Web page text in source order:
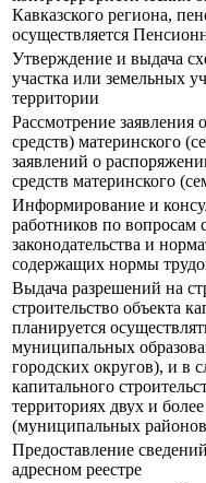
Кавказского региона,
осуществляется
Утверждение и выдача
участка или земельных
территории
Рассмотрение заявления
средств) материнского
заявлений о
средств материнского
Информирование и
работников по вопросам
законодательства и
содержащих нормы
Выдача разрешений на
строительство объекта
планируется
муниципальных
городских округов), и в
капитального
территориях двух и
(муниципальных
Предоставление
адресном реестре